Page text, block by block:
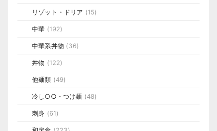
リゾット・ドリア (15)
中華 (192)
中華系丼物 (36)
丼物 (122)
他麺類 (49)
冷し○○・つけ麺 (48)
刺身 (61)